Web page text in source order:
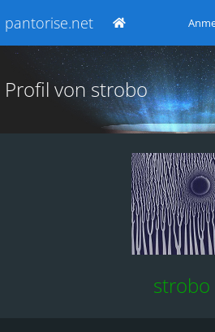
pantorise.net
Profil von strobo
strobo